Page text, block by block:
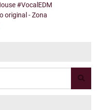
#VocalEDM
original - Zona